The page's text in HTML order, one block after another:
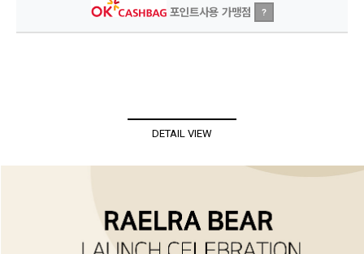
포인트사용 가맹점 ?
DETAIL VIEW